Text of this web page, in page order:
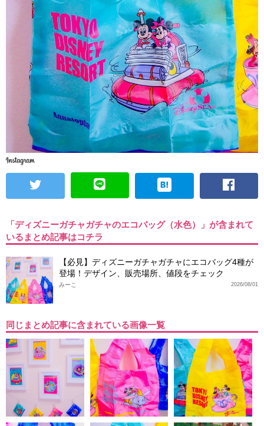
「ディズニーガチャガチャのエコバッグ（水色）」が含まれて
いるまとめ記事はコチラ
【必見】ディズニーガチャガチャにエコバッグ4種が
登場！デザイン、販売場所、値段をチェック
2026/08/01
みーこ
同じまとめ記事に含まれている画像一覧